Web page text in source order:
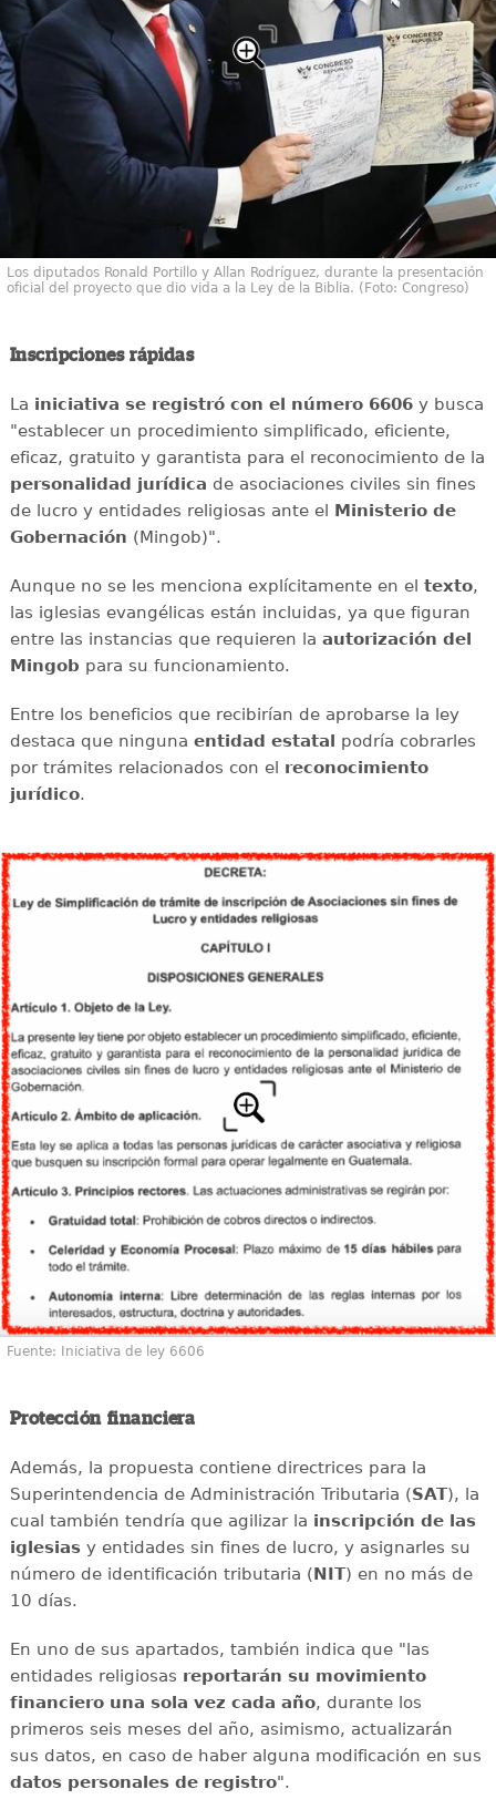
Los diputados Ronald Portillo y Allan Rodríguez, durante la presentación
oficial del proyecto que dio vida a la Ley de la Biblia. (Foto: Congreso)
Inscripciones rápidas
La iniciativa se registró con el número 6606y busca
"establecer un procedimiento simplificado, eficiente,
eficaz, gratuito y garantista para el reconocimiento de la
personalidad jurídica de asociaciones civiles sin fines
de lucro y entidades religiosas ante el
Ministerio de
Gobernación (Mingob)".
Aunque no se les menciona explícitamente en el texto,
las iglesias evangélicas están incluidas, ya que figuran
entre las instancias que requieren la autorización del
Mingob para su funcionamiento.
Entre los beneficios que recibirían de aprobarse la ley
destaca que ninguna entidad estatal
podría cobrarles
por trámites relacionados con el reconocimiento
jurídico.
Fuente: Iniciativa de ley 6606
Protección financiera
Además, la propuesta contiene directrices para la
Superintendencia de Administración Tributaria (SAT), la
cual también tendría que agilizar la inscripción de las
iglesias y entidades sin fines de lucro, y asignarles su
número de identificación tributaria (NIT) en no más de
10 días.
En uno de sus apartados, también indica que "las
entidades religiosas reportarán su movimiento
financiero una sola vez cada año, durante los
primeros seis meses del año, asimismo, actualizarán
sus datos, en caso de haber alguna modificación en sus
datos personales de registro".